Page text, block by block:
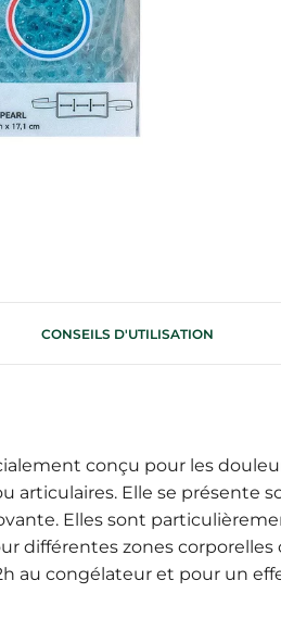
CONSEILS D'UTILISATION
conçu pour les
articulaires. Elle se
Elles sont
différentes zones
au congélateur et pour un